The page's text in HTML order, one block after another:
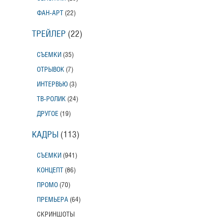
ФАН-АРТ (22)
ТРЕЙЛЕР (22)
СЪЕМКИ (35)
ОТРЫВОК (7)
ИНТЕРВЬЮ (3)
ТВ-РОЛИК (24)
ДРУГОЕ (19)
КАДРЫ (113)
СЪЕМКИ (941)
КОНЦЕПТ (86)
ПРОМО (70)
ПРЕМЬЕРА (64)
СКРИНШОТЫ